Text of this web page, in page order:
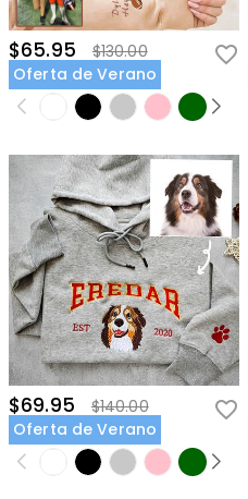
$65.95
$130.00
Oferta de Verano
$69.95
$140.00
Oferta de Verano